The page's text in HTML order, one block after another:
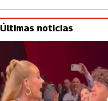
Últimas noticias